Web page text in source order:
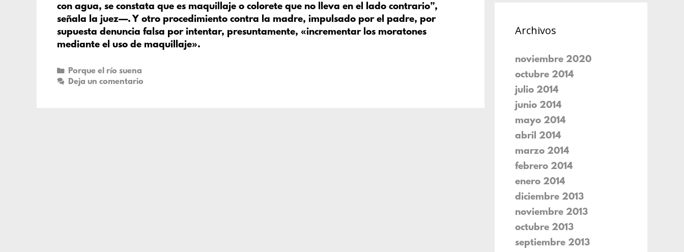
con agua, se constata que es maquillaje o colorete que no lleva en el lado contrario”,
señala la juez—. Y otro procedimiento contra la madre, impulsado por el padre, por
supuesta denuncia falsa por intentar, presuntamente, «incrementar los moratones
mediante el uso de maquillaje».
Porque el río suena
Deja un comentario
Archivos
noviembre 2020
octubre 2014
julio 2014
junio 2014
mayo 2014
abril 2014
marzo 2014
febrero 2014
enero 2014
diciembre 2013
noviembre 2013
octubre 2013
septiembre 2013